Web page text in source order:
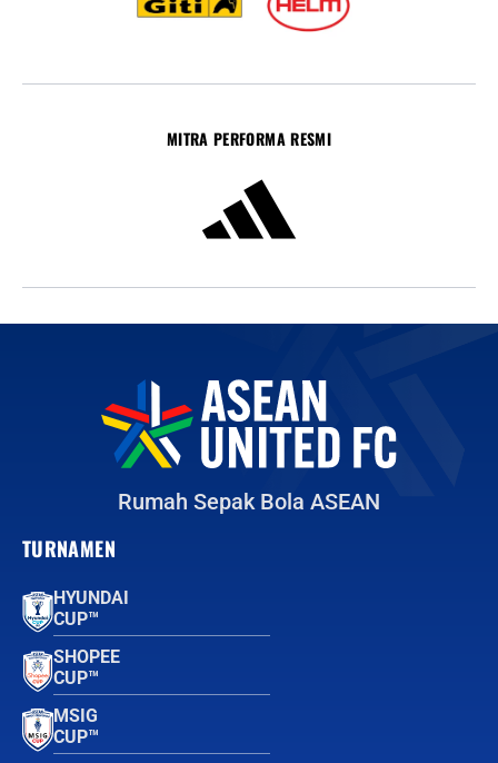
MITRA PERFORMA RESMI
Rumah Sepak Bola ASEAN
TURNAMEN
HYUNDAI
CUP™
SHOPEE
CUP™
MSIG
CUP™